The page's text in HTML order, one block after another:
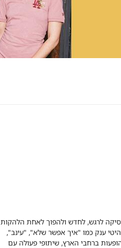
לרגש, לחדש ולהפוך לאחת הלהקות
ענק כמו "איך אפשר שלא", "עינב",
ברחבי הארץ, שיתופי פעולה עם